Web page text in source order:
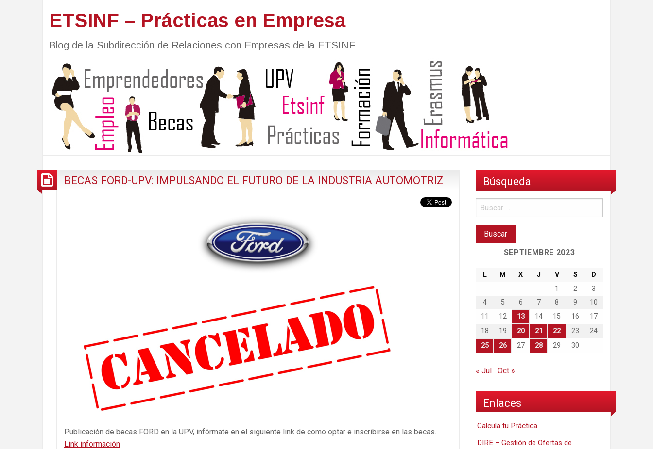
ETSINF – Prácticas en Empresa
Blog de la Subdirección de Relaciones con Empresas de la ETSINF
BECAS FORD-UPV: IMPULSANDO EL FUTURO DE LA INDUSTRIA AUTOMOTRIZ
Publicación de becas FORD en la UPV, infórmate en el siguiente link de como optar e inscribirse en las becas.
Link información
Búsqueda
SEPTIEMBRE 2023
L M X J V S
D
1
2
3
4
5 6 7 8 9
10
11
12 13 14 15 16
17
18
19 20 21 22 23
24
25
26 27 28 29 30
« Jul Oct »
Enlaces
Calcula tu Práctica
DIRE – Gestión de Ofertas de